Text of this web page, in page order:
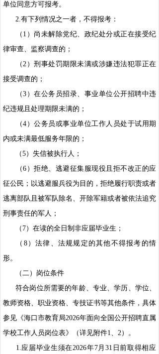
单位同意方可报考。
2.有下列情况之一者，不得报考：
（1）尚未解除党纪、政纪处分或正在接受纪
律审查、监察调查的；
（2）刑事处罚期限未满或涉嫌违法犯罪正在
接受调查的；
（3）在公务员招录、事业单位公开招聘中违
纪违规且处理期限未满的；
（4）公务员或事业单位工作人员处于试用期
内或未满最低服务年限的；
（5）失信被执行人；
（6）拒绝、逃避征集服现役且拒不改正的应
征公民；以逃避服兵役为目的，拒绝履行职责或者
逃离部队且被军队除名、开除军籍或者被依法追究
刑事责任的军人；
（7）在读的全日制非应届毕业生；
（8）法律、法规规定的其他不得报考的情
形。
（二）岗位条件
符合岗位所需要的年龄、专业、学历、学位、
教师资格、职业资格、专技证书等其他条件，具体
参见《海口市教育局2026年面向全国公开招聘直属
学校工作人员岗位表》（详见附件1、2）。
1.应届毕业生须在2026年7月31日前取得相应